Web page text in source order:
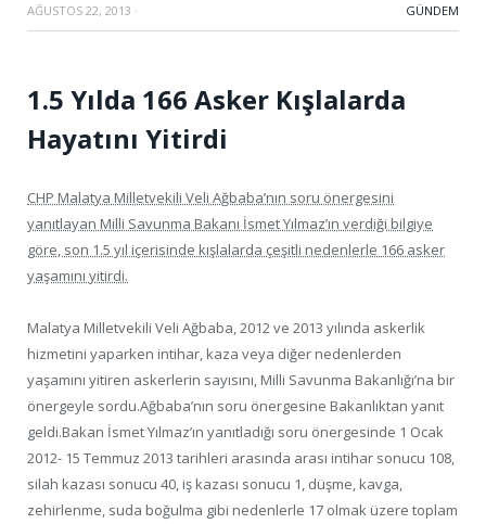
AĞUSTOS 22, 2013 · GÜNDEM
1.5 Yılda 166 Asker Kışlalarda
Hayatını Yitirdi
CHP Malatya Milletvekili Veli Ağbaba’nın soru önergesini
yanıtlayan Milli Savunma Bakanı İsmet Yılmaz’ın verdiği bilgiye
göre, son 1.5 yıl içerisinde kışlalarda çeşitli nedenlerle 166 asker
yaşamını yitirdi.
Malatya Milletvekili Veli Ağbaba, 2012 ve 2013 yılında askerlik
hizmetini yaparken intihar, kaza veya diğer nedenlerden
yaşamını yitiren askerlerin sayısını, Milli Savunma Bakanlığı’na bir
önergeyle sordu.Ağbaba’nın soru önergesine Bakanlıktan yanıt
geldi.Bakan İsmet Yılmaz’ın yanıtladığı soru önergesinde 1 Ocak
2012- 15 Temmuz 2013 tarihleri arasında arası intihar sonucu 108,
silah kazası sonucu 40, iş kazası sonucu 1, düşme, kavga,
zehirlenme, suda boğulma gibi nedenlerle 17 olmak üzere toplam